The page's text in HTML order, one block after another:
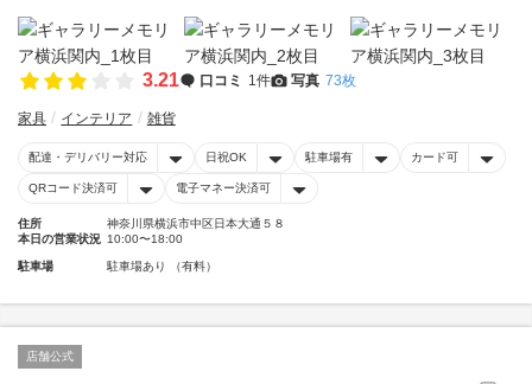
3.21 口コミ 1件 写真 73枚
家具 インテリア 雑貨
配達・デリバリー対応 日祝OK 駐車場有 カード可
QRコード決済可 電子マネー決済可
住所
神奈川県横浜市中区日本大通５８
本日の営業状況 10:00〜18:00
駐車場 駐車場あり （有料）
店舗公式